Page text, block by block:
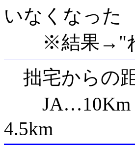
いなくなった
※結果→"ね
拙宅からの
JA…10Km
4.5km